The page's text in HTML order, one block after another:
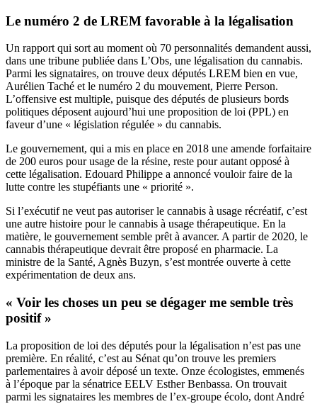
Le numéro 2 de LREM favorable à la légalisation
Un rapport qui sort au moment où 70 personnalités demandent aussi,
dans une tribune publiée dans L’Obs, une légalisation du cannabis.
Parmi les signataires, on trouve deux députés LREM bien en vue,
Aurélien Taché et le numéro 2 du mouvement, Pierre Person.
L’offensive est multiple, puisque des députés de plusieurs bords
politiques déposent aujourd’hui une proposition de loi (PPL) en
faveur d’une « législation régulée » du cannabis.
Le gouvernement, qui a mis en place en 2018 une amende forfaitaire
de 200 euros pour usage de la résine, reste pour autant opposé à
cette légalisation. Edouard Philippe a annoncé vouloir faire de la
lutte contre les stupéfiants une « priorité ».
Si l’exécutif ne veut pas autoriser le cannabis à usage récréatif, c’est
une autre histoire pour le cannabis à usage thérapeutique. En la
matière, le gouvernement semble prêt à avancer. A partir de 2020, le
cannabis thérapeutique devrait être proposé en pharmacie. La
ministre de la Santé, Agnès Buzyn, s’est montrée ouverte à cette
expérimentation de deux ans.
« Voir les choses un peu se dégager me semble très
positif »
La proposition de loi des députés pour la légalisation n’est pas une
première. En réalité, c’est au Sénat qu’on trouve les premiers
parlementaires à avoir déposé un texte. Onze écologistes, emmenés
à l’époque par la sénatrice EELV Esther Benbassa. On trouvait
parmi les signataires les membres de l’ex-groupe écolo, dont André